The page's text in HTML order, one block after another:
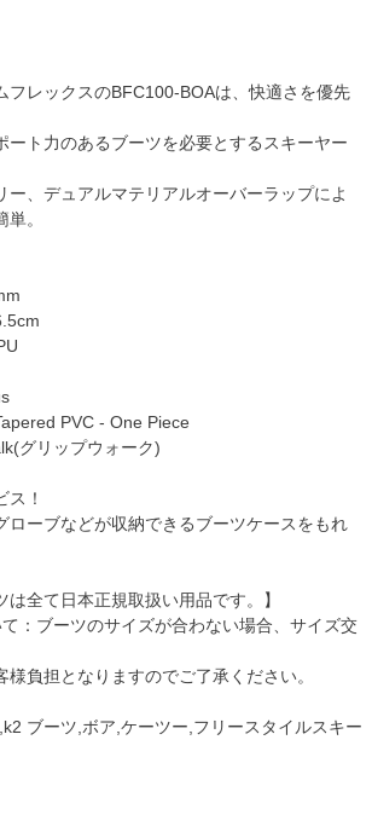
フレックスのBFC100-BOAは、快適さを優先
ート力のあるブーツを必要とするスキーヤー
ー、デュアルマテリアルオーバーラップによ
。
PVC - One Piece
グリップウォーク)
！
ローブなどが収納できるブーツケースをもれ
は全て日本正規取扱い用品です。】
：ブーツのサイズが合わない場合、サイズ交
負担となりますのでご了承ください。
ブーツ,ボア,ケーツー,フリースタイルスキー